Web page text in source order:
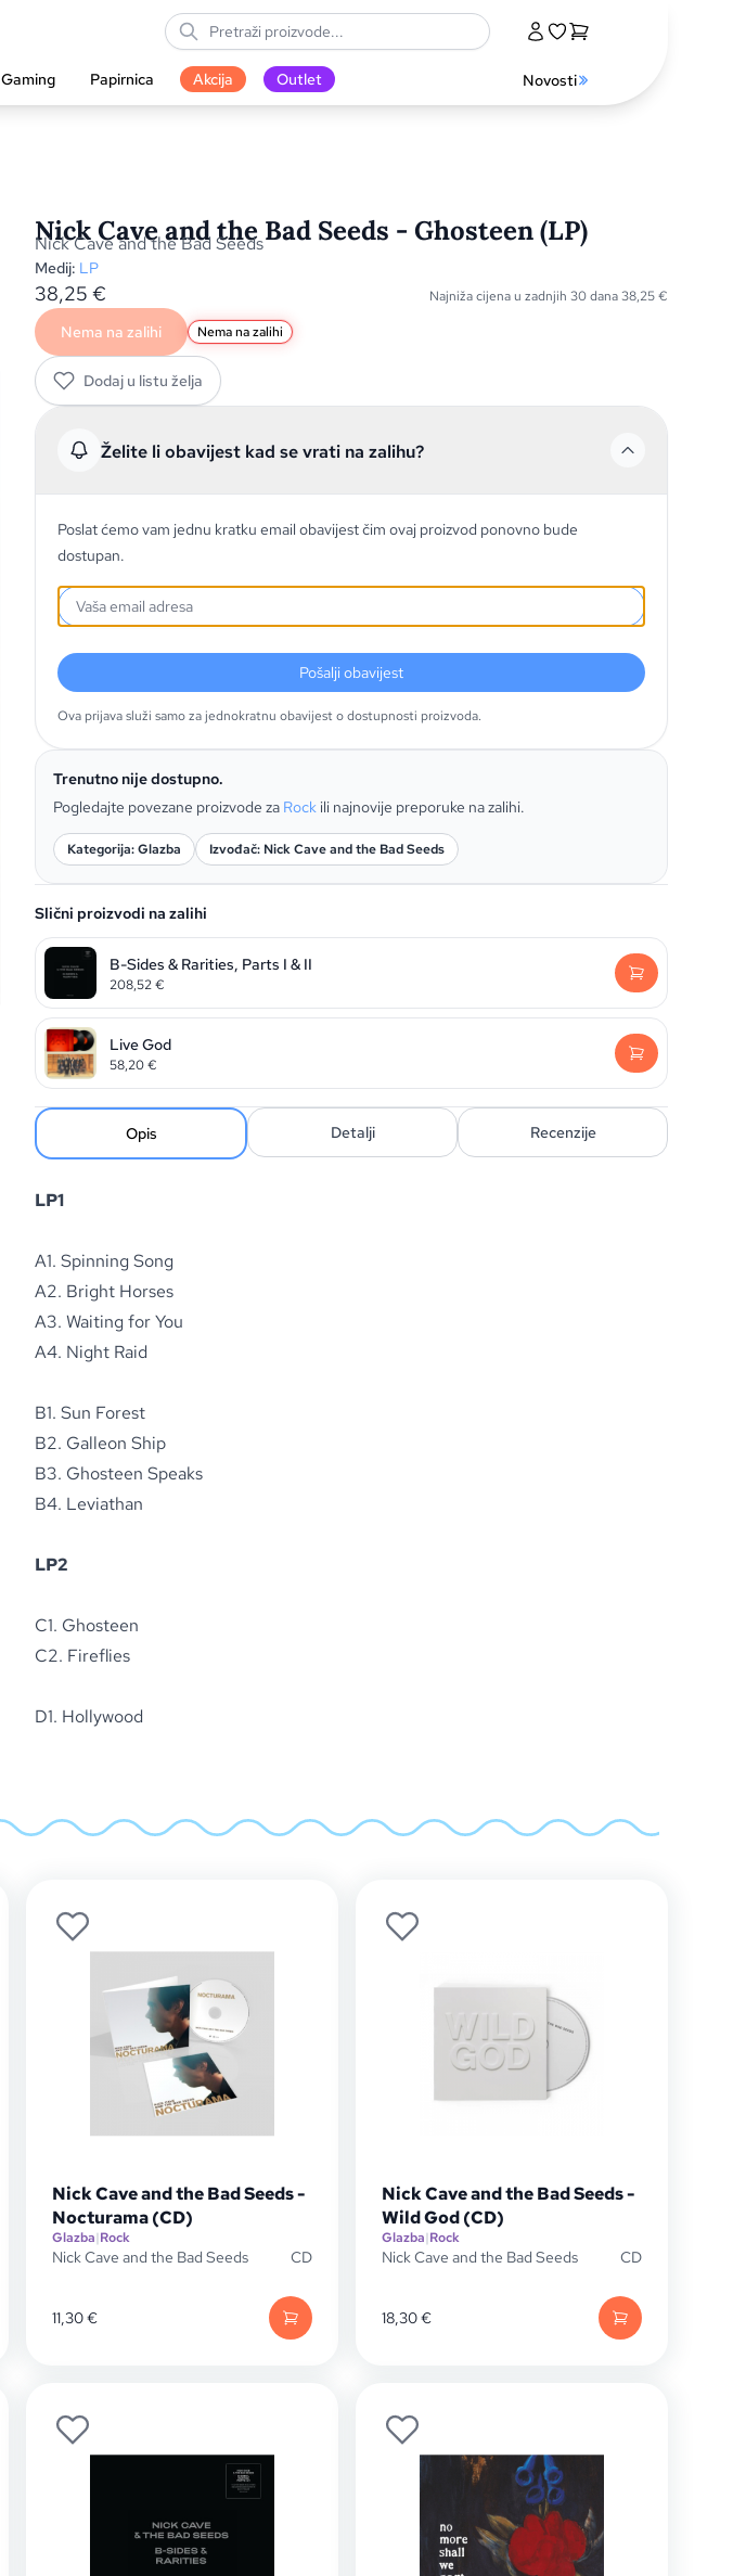
Gaming Papirnica Akcija Outlet Novosti
Nick Cave and the Bad Seeds - Ghosteen (LP)
Nick Cave and the Bad Seeds
Medij: LP
38,25 € Najniža cijena u zadnjih 30 dana38,25€
Nema na zalihi Nema na zalihi
Dodaj u listu želja
Želite li obavijest kad se vrati na zalihu?
Poslat ćemo vam jednu kratku email obavijest čim ovaj proizvod ponovno bude
dostupan.
Pošalji obavijest
Ova prijava služi samo za jednokratnu obavijest o dostupnosti proizvoda.
Trenutno nije dostupno.
Pogledajte povezane proizvode za Rock ili najnovije preporuke na zalihi.
Kategorija: Glazba Izvođač: Nick Cave and the Bad Seeds
Slični proizvodi na zalihi
B-Sides & Rarities, Parts I & II
208,52€
Live God
58,20€
Opis Detalji Recenzije
LP1
A1. Spinning Song
A2. Bright Horses
A3. Waiting for You
A4. Night Raid
B1. Sun Forest
B2. Galleon Ship
B3. Ghosteen Speaks
B4. Leviathan
LP2
C1. Ghosteen
C2. Fireflies
D1. Hollywood
Nick Cave and the Bad Seeds -
Nocturama (CD)
Glazba|Rock
Nick Cave and the Bad Seeds CD
11,30€
Nick Cave and the Bad Seeds -
Wild God (CD)
Glazba|Rock
Nick Cave and the Bad Seeds CD
18,30€